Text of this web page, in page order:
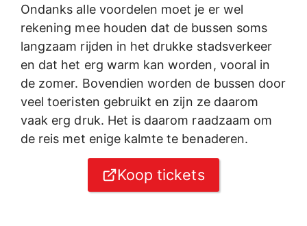
Ondanks alle voordelen moet je er wel
rekening mee houden dat de bussen soms
langzaam rijden in het drukke stadsverkeer
en dat het erg warm kan worden, vooral in
de zomer. Bovendien worden de bussen door
veel toeristen gebruikt en zijn ze daarom
vaak erg druk. Het is daarom raadzaam om
de reis met enige kalmte te benaderen.
Koop tickets